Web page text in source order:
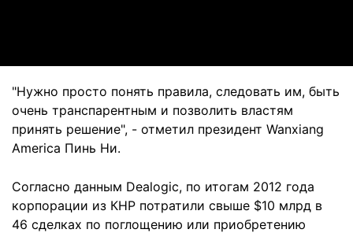
"Нужно просто понять правила, следовать им, быть
очень транспарентным и позволить властям
принять решение", - отметил президент Wanxiang
America Пинь Ни.
Согласно данным Dealogic, по итогам 2012 года
корпорации из КНР потратили свыше $10 млрд в
46 сделках по поглощению или приобретению